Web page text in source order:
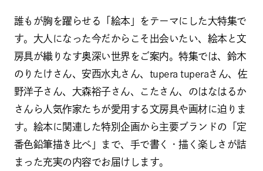
誰もが胸を躍らせる「絵本」をテーマにした大特集で
す。大人になった今だからこそ出会いたい、絵本と文
房具が織りなす奥深い世界をご案内。特集では、鈴木
のりたけさん、安西水丸さん、tupera tuperaさん、佐
野洋子さん、大森裕子さん、こたさん、のはなはるか
さんら人気作家たちが愛用する文房具や画材に迫りま
す。絵本に関連した特別企画から主要ブランドの「定
番色鉛筆描き比べ」まで、手で書く・描く楽しさが詰
まった充実の内容でお届けします。